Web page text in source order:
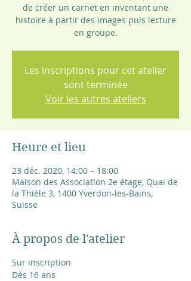
de créer un carnet en inventant une
histoire à partir des images puis lecture
en groupe.
Les inscriptions pour cet atelier
sont terminée
Voir les autres ateliers
Heure et lieu
23 déc. 2020, 14:00 – 18:00
Maison des Association 2e étage, Quai de
la Thièle 3, 1400 Yverdon-les-Bains,
Suisse
À propos de l'atelier
Sur inscription
Dès 16 ans